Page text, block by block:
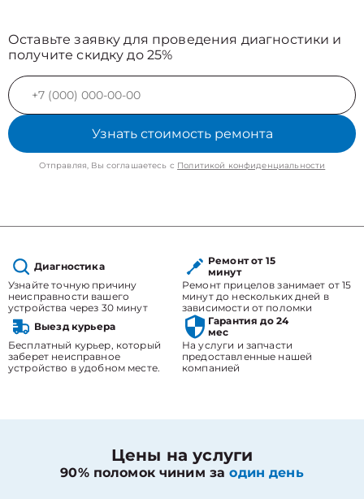
Оставьте заявку для проведения диагностики и
получите скидку до 25%
Узнать стоимость ремонта
Отправляя, Вы соглашаетесь с Политикой конфиденциальности
Диагностика
Узнайте точную причину
неисправности вашего
устройства через 30 минут
Ремонт от 15
минут
Ремонт прицелов занимает от 15
минут до нескольких дней в
зависимости от поломки
Выезд курьера
Бесплатный курьер, который
заберет неисправное
устройство в удобном месте.
Гарантия до 24
мес
На услуги и запчасти
предоставленные нашей
компанией
Цены на услуги
90% поломок чиним заодин день